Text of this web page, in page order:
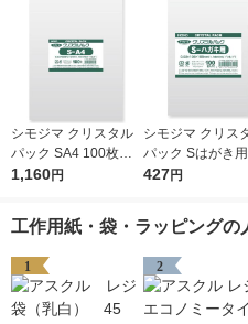
シモジマ クリスタル
パック SA4 100枚入 6
739200 1袋(100枚入)
1,160円
シモジマ クリス
パック Sはがき
枚入 6751700 1袋
427円
工作用紙・袋・ラッピングの
1 2